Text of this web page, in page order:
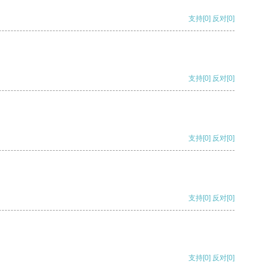
支持[0] 反对[0]
支持[0] 反对[0]
支持[0] 反对[0]
支持[0] 反对[0]
支持[0] 反对[0]